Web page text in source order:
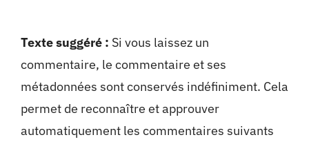
Texte suggéré : Si vous laissez un
commentaire, le commentaire et ses
métadonnées sont conservés indéfiniment. Cela
permet de reconnaître et approuver
automatiquement les commentaires suivants